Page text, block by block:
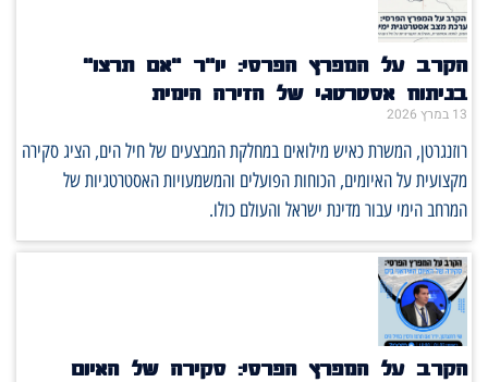
הקרב על המפרץ הפרסי: יו"ר "אם תרצו"
בניתוח אסטרטגי של הזירה הימית
13 במרץ 2026
רוזנגרטן, המשרת כאיש מילואים במחלקת המבצעים של חיל הים, הציג סקירה
מקצועית על האיומים, הכוחות הפועלים והמשמעויות האסטרטגיות של
המרחב הימי עבור מדינת ישראל והעולם כולו.
הקרב על המפרץ הפרסי: סקירה של האיום